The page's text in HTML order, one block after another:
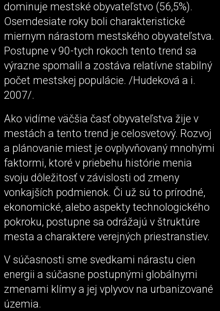
dominuje mestské obyvateľstvo (56,5%).
Osemdesiate roky boli charakteristické
miernym nárastom mestského obyvateľstva.
Postupne v 90-tych rokoch tento trend sa
výrazne spomalil a zostáva relatívne stabilný
počet mestskej populácie. /Hudeková a i.
2007/.
Ako vidíme väčšia časť obyvateľstva žije v
mestách a tento trend je celosvetový. Rozvoj
a plánovanie miest je ovplyvňovaný mnohými
faktormi, ktoré v priebehu histórie menia
svoju dôležitosť v závislosti od zmeny
vonkajších podmienok. Či už sú to prírodné,
ekonomické, alebo aspekty technologického
pokroku, postupne sa odrážajú v štruktúre
mesta a charaktere verejných priestranstiev.
V súčasnosti sme svedkami nárastu cien
energii a súčasne postupnými globálnymi
zmenami klímy a jej vplyvov na urbanizované
územia.